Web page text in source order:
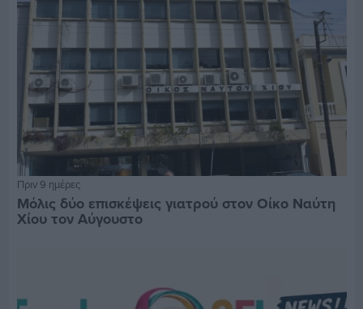
Πριν 9 ημέρες
Μόλις δύο επισκέψεις γιατρού στον Οίκο Ναύτη
Χίου τον Αύγουστο